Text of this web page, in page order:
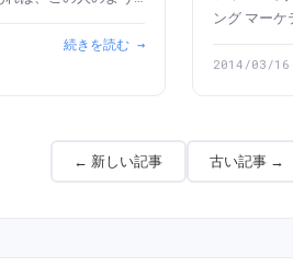
した。もちろん、自
続きを読む →
ング マーケティングリサーチというのは、マーケテ
が求められ
2014/03/16
← 新しい記事 古い記事 →